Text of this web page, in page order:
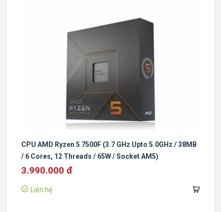
CPU AMD Ryzen 5 7500F (3.7 GHz Upto 5.0GHz / 38MB
/ 6 Cores, 12 Threads / 65W / Socket AM5)
3.990.000 đ
Liên hệ